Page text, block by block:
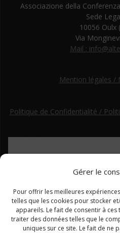
Gérer le
Pour offrir les meilleures
telles que les cookies pour stocker
appareils. Le fait de consentir à
traiter des données telles que le
uniques sur ce site. Le fait de ne
Associazione della
Sede
10056 Oulx
Via
Mail :
Mention légales /
Politique de Confidentialité /